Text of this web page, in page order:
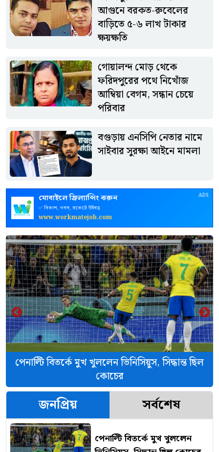
আগুনে বরকত-রুবেলের
বাড়িতে ৫-৬ লাখ টাকার
ক্ষয়ক্ষতি
গোয়ালন্দ মোড় থেকে
ফরিদপুরের পথে নিখোঁজ
আম্বিয়া বেগম, সন্ধান চেয়ে
পরিবার
বগুড়ায় এনসিপি নেতার নামে
সাইবার সুরক্ষা আইনে মামলা
ADS
মোবাইলে ফ্রিল্যান্সিং করুন
✅ বিকাশ, নগদ, রকেটে উইথড্র
www.workmatejob.com
‹
পেনাল্টি বিতর্কে মুখ খুললেন ভিনিসিয়ুস, সিদ্ধান্ত ছিল
কোচের
›
জনপ্রিয় সর্বশেষ
পেনাল্টি বিতর্কে মুখ খুললেন